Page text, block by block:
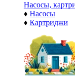
Насосы,
♦ Насосы
♦ Картриджи